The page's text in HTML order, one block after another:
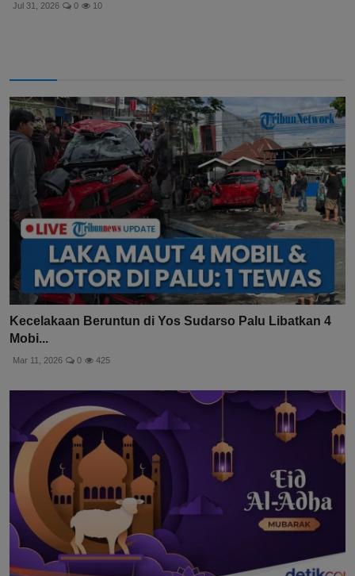
Jul 31, 2026 0 10
Kecelakaan Beruntun di Yos Sudarso Palu Libatkan 4
Mobi...
Mar 11, 2026 0 425